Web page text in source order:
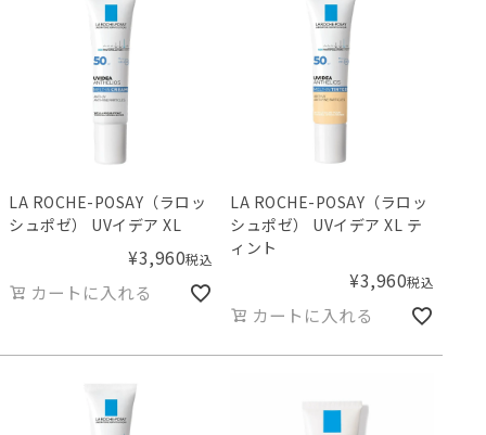
LA ROCHE-POSAY（ラロッ
シュポゼ） UVイデア XL
¥3,960税込
カートに入れる
LA ROCHE-POSAY（ラロッ
シュポゼ） UVイデア XL テ
ィント
¥3,960税込
カートに入れる